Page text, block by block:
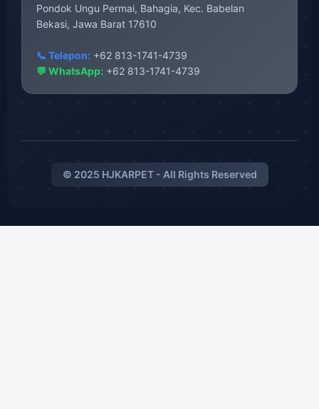
Pondok Ungu Permai, Bahagia, Kec. Babelan
Bekasi, Jawa Barat 17610
📞 Telepon: +62 813-1741-4739
💬 WhatsApp: +62 813-1741-4739
© 2025 HJKARPET - All Rights Reserved